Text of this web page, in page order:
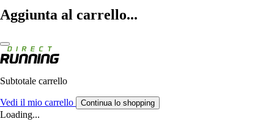
Aggiunta al carrello...
Subtotale carrello
Vedi il mio carrello Continua lo shopping
Loading...